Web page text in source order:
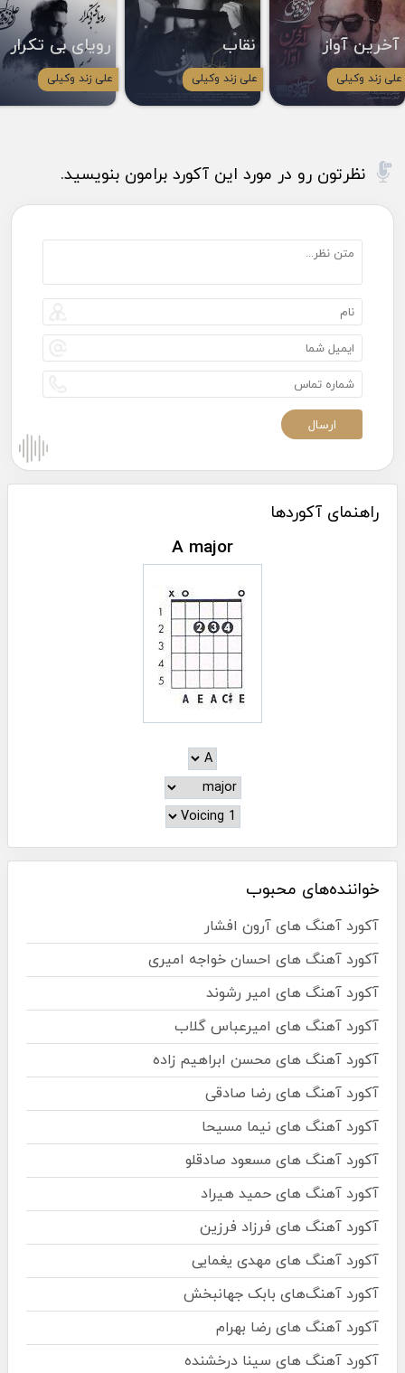
آخرین آواز
علی زند وکیلی
نقاب
علی زند وکیلی
رویای بی تکرار
علی زند وکیلی
نظرتون رو در مورد این آکورد برامون بنویسید.
راهنمای آکوردها
A major
خواننده‌های محبوب
آکورد آهنگ های آرون افشار
آکورد آهنگ های احسان خواجه امیری
آکورد آهنگ های امیر رشوند
آکورد آهنگ های امیرعباس گلاب
آکورد آهنگ های محسن ابراهیم زاده
آکورد آهنگ های رضا صادقی
آکورد آهنگ های نیما مسیحا
آکورد آهنگ های مسعود صادقلو
آکورد آهنگ های حمید هیراد
آکورد آهنگ های فرزاد فرزین
آکورد آهنگ های مهدی یغمایی
آکورد آهنگ‌های بابک جهانبخش
آکورد آهنگ های رضا بهرام
آکورد آهنگ های سینا درخشنده